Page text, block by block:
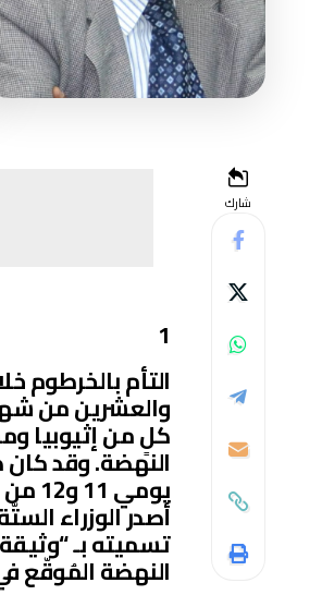
شارك
1
التأم بالخرطوم
كلٍ من إثيوبيا
النهضة. وقد كان
تسميته بـ
النهضة المُوقّع في شهر مارس عام